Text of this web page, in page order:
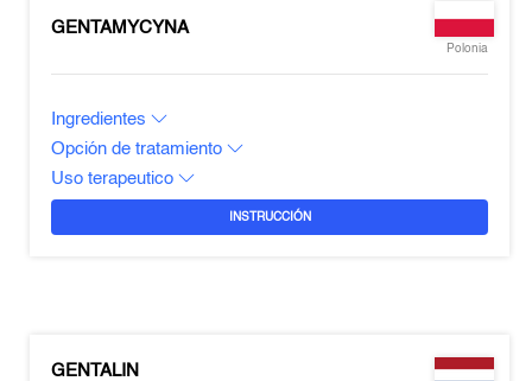
GENTAMYCYNA
Polonia
Ingredientes
Opción de tratamiento
Uso terapeutico
INSTRUCCIÓN
GENTALIN